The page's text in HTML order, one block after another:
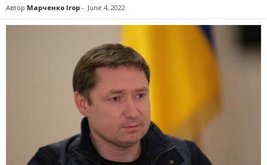
Автор Марченко Ігор - June 4, 2022